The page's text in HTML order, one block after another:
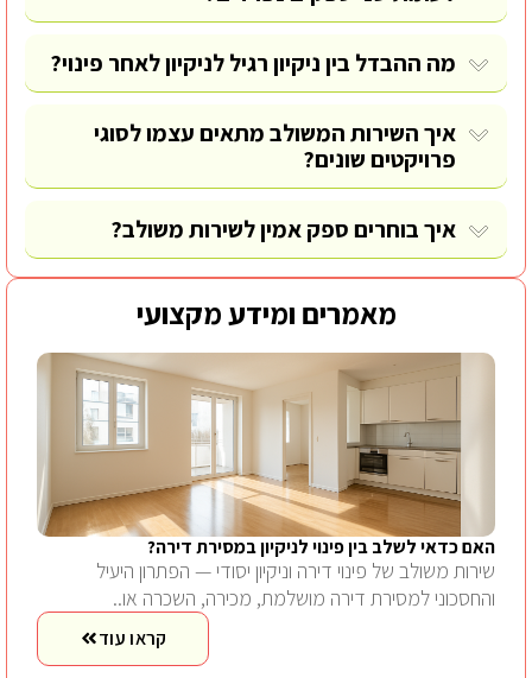
מה ההבדל בין ניקיון רגיל לניקיון לאחר פינוי?
איך השירות המשולב מתאים עצמו לסוגי
פרויקטים שונים?
איך בוחרים ספק אמין לשירות משולב?
מאמרים ומידע מקצועי
האם כדאי לשלב בין פינוי לניקיון במסירת דירה?
שירות משולב של פינוי דירה וניקיון יסודי — הפתרון היעיל
והחסכוני למסירת דירה מושלמת, מכירה, השכרה או..
קראו עוד